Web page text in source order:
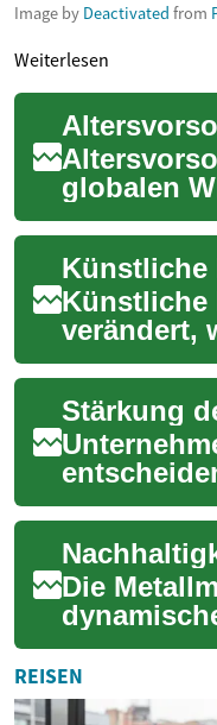
Image by Deactivated from
Weiterlesen
globalen
aktuelle
Künstliche
verändert,
arbeiten,
entwickelt
bewertet
Vitalität
regionaler
Die
von einer
Faktoren
Von der
REISEN